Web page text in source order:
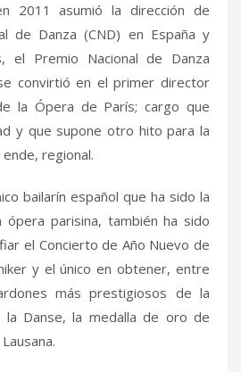
2011 asumió la dirección de
de Danza (CND) en España y
el Premio Nacional de Danza
convirtió en el primer director
la Ópera de París; cargo que
y que supone otro hito para la
regional.
bailarín español que ha sido la
ópera parisina, también ha sido
el Concierto de Año Nuevo de
y el único en obtener, entre
más prestigiosos de la
la Danse, la medalla de oro de